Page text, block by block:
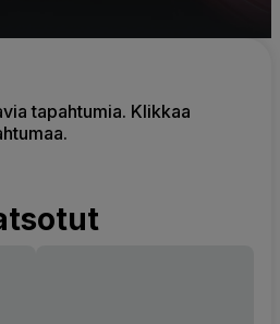
tapahtumia. Klikkaa